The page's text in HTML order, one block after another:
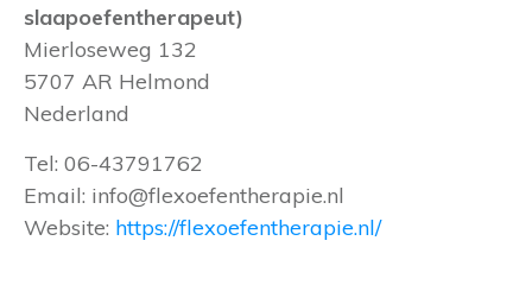
slaapoefentherapeut)
Mierloseweg 132
5707 AR Helmond
Nederland
Tel: 06-43791762
Email: info@flexoefentherapie.nl
Website: https://flexoefentherapie.nl/